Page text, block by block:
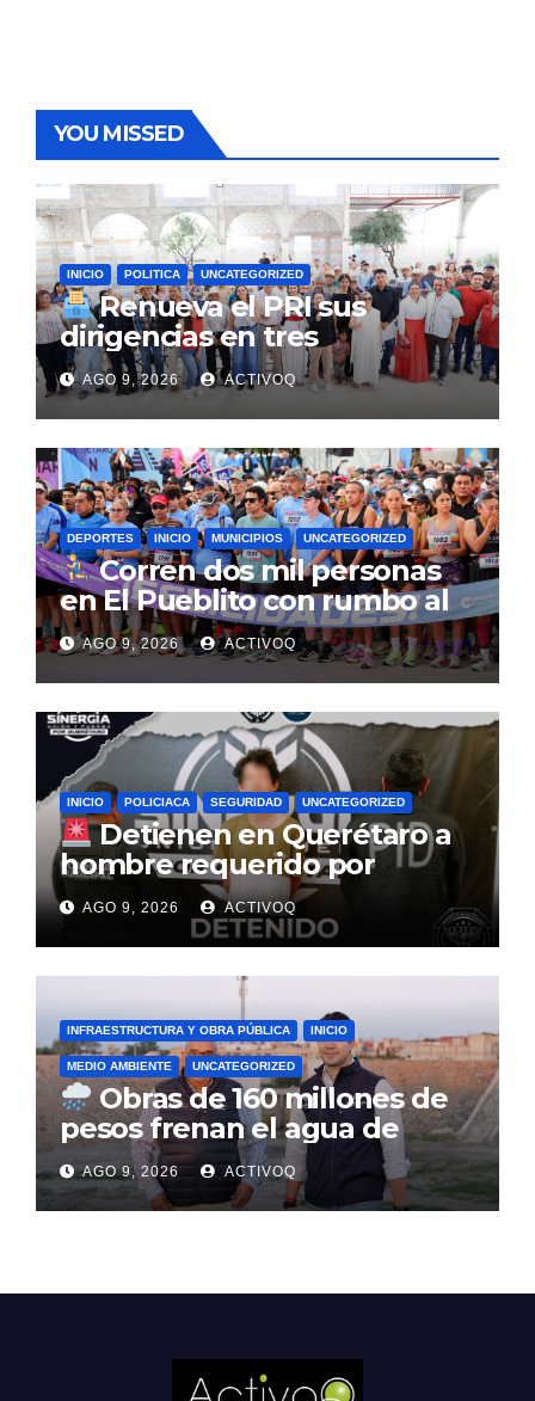
YOU MISSED
INICIO POLITICA UNCATEGORIZED
Renueva el PRI sus
dirigencias en tres
municipios de Querétaro
AGO 9, 2026 ACTIVOQ
DEPORTES INICIO MUNICIPIOS UNCATEGORIZED
Corren dos mil personas
en El Pueblito con rumbo al
Querétaro Maratón 2026
AGO 9, 2026 ACTIVOQ
INICIO POLICIACA SEGURIDAD UNCATEGORIZED
Detienen en Querétaro a
hombre requerido por
autoridades de la Ciudad de
México
AGO 9, 2026 ACTIVOQ
INFRAESTRUCTURA Y OBRA PÚBLICA INICIO
MEDIO AMBIENTE UNCATEGORIZED
Obras de 160 millones de
pesos frenan el agua de
lluvia en Querétaro
AGO 9, 2026 ACTIVOQ